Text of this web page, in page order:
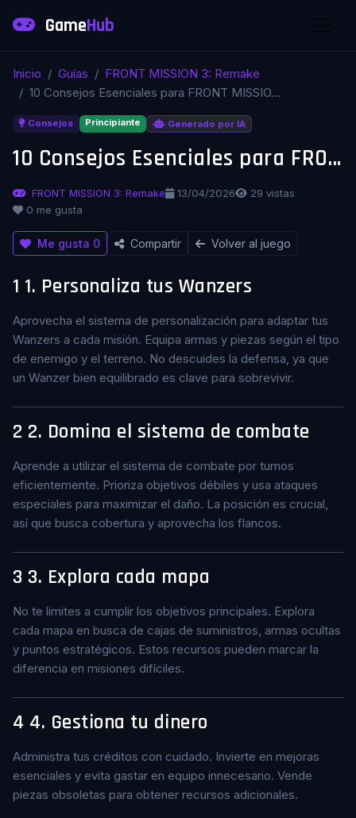
GameHub
Inicio Guías
FRONT MISSION 3: Remake
10 Consejos Esenciales para FRONT MISSIO...
Consejos Principiante Generado por IA
10 Consejos Esenciales para FRONT MISSION 3: Remake
FRONT MISSION 3: Remake 13/04/2026
29 vistas
0 me gusta
Me gusta 0 Compartir Volver al juego
1 1. Personaliza tus Wanzers
Aprovecha el sistema de personalización para adaptar tus
Wanzers a cada misión. Equipa armas y piezas según el tipo
de enemigo y el terreno. No descuides la defensa, ya que
un Wanzer bien equilibrado es clave para sobrevivir.
2 2. Domina el sistema de combate
Aprende a utilizar el sistema de combate por turnos
eficientemente. Prioriza objetivos débiles y usa ataques
especiales para maximizar el daño. La posición es crucial,
así que busca cobertura y aprovecha los flancos.
3 3. Explora cada mapa
No te limites a cumplir los objetivos principales. Explora
cada mapa en busca de cajas de suministros, armas ocultas
y puntos estratégicos. Estos recursos pueden marcar la
diferencia en misiones difíciles.
4 4. Gestiona tu dinero
Administra tus créditos con cuidado. Invierte en mejoras
esenciales y evita gastar en equipo innecesario. Vende
piezas obsoletas para obtener recursos adicionales.